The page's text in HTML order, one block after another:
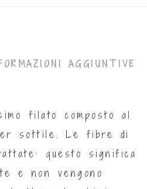
AGGIUNTIVE
filato composto al
sottile. Le fibre di
questo significa
e non vengono